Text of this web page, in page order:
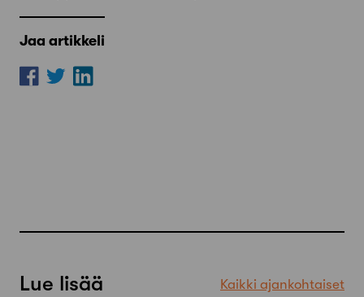
Jaa artikkeli
Lue lisää Kaikki ajankohtaiset